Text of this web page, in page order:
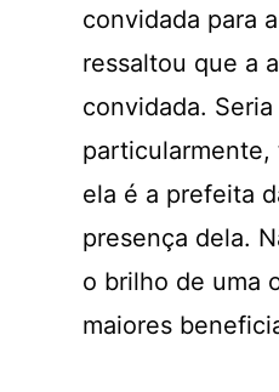
convidada para
ressaltou que a
convidada.
particularmente,
ela é a prefeita
presença dela.
o brilho de uma
maiores